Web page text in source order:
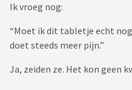
Ik vroeg nog:
“Moet ik dit tabletje echt
doet steeds meer pijn.”
Ja, zeiden ze. Het kon geen